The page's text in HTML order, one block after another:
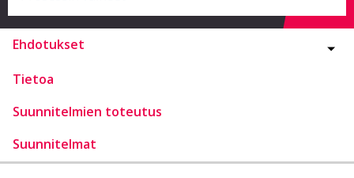
Ehdotukset
Tietoa
Suunnitelmien toteutus
Suunnitelmat